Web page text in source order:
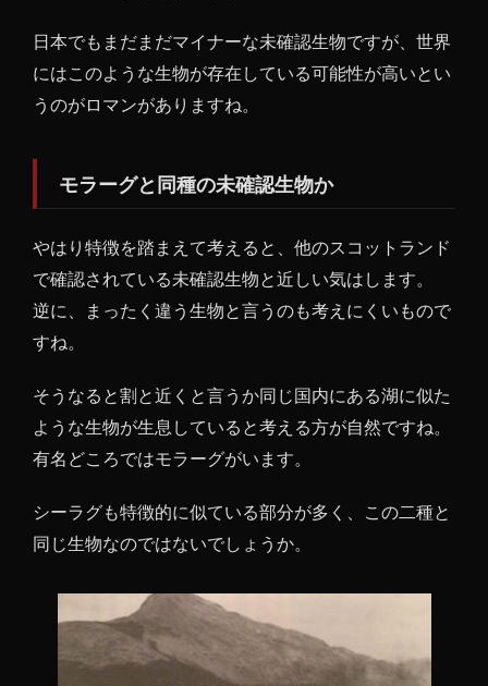
日本でもまだまだマイナーな未確認生物ですが、世界
にはこのような生物が存在している可能性が高いとい
うのがロマンがありますね。
モラーグと同種の未確認生物か
やはり特徴を踏まえて考えると、他のスコットランド
で確認されている未確認生物と近しい気はします。
逆に、まったく違う生物と言うのも考えにくいもので
すね。
そうなると割と近くと言うか同じ国内にある湖に似た
ような生物が生息していると考える方が自然ですね。
有名どころではモラーグがいます。
シーラグも特徴的に似ている部分が多く、この二種と
同じ生物なのではないでしょうか。